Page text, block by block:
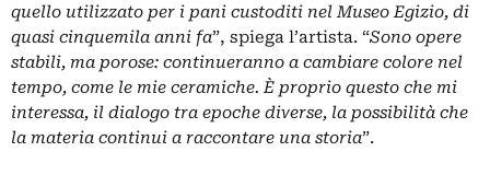
quello utilizzato per i pani custoditi nel Museo Egizio, di
quasi cinquemila anni fa”, spiega l’artista. “Sono opere
stabili, ma porose: continueranno a cambiare colore nel
tempo, come le mie ceramiche. È proprio questo che mi
interessa, il dialogo tra epoche diverse, la possibilità che
la materia continui a raccontare una storia”.